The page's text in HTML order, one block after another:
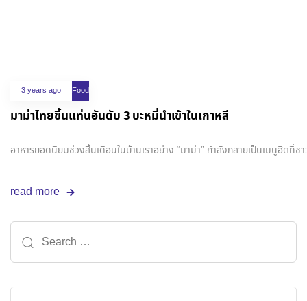
3 years ago Food
มาม่าไทยขึ้นแท่นอันดับ 3 บะหมี่นำเข้าในเกาหลี
อาหารยอดนิยมช่วงสิ้นเดือนในบ้านเราอย่าง “มาม่า” กำลังกลายเป็นเมนูฮิต
read more